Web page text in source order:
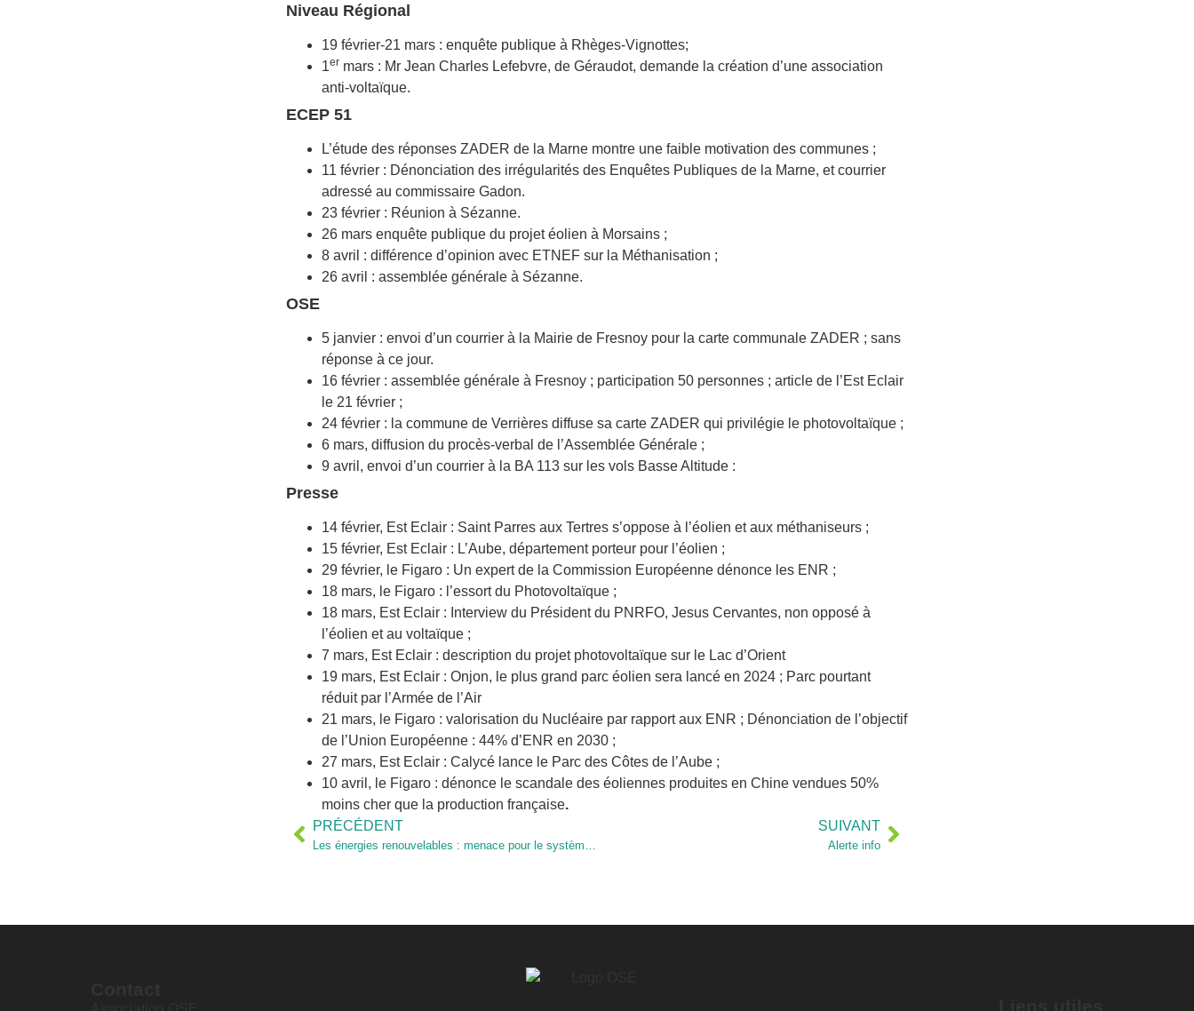
Niveau Régional
19 février-21 mars : enquête publique à Rhèges-Vignottes;
1er mars : Mr Jean Charles Lefebvre, de Géraudot, demande la création d’une association
anti-voltaïque.
ECEP 51
L’étude des réponses ZADER de la Marne montre une faible motivation des communes ;
11 février : Dénonciation des irrégularités des Enquêtes Publiques de la Marne, et courrier
adressé au commissaire Gadon.
23 février : Réunion à Sézanne.
26 mars enquête publique du projet éolien à Morsains ;
8 avril : différence d’opinion avec ETNEF sur la Méthanisation ;
26 avril : assemblée générale à Sézanne.
OSE
5 janvier : envoi d’un courrier à la Mairie de Fresnoy pour la carte communale ZADER ; sans
réponse à ce jour.
16 février : assemblée générale à Fresnoy ; participation 50 personnes ; article de l’Est Eclair
le 21 février ;
24 février : la commune de Verrières diffuse sa carte ZADER qui privilégie le photovoltaïque ;
6 mars, diffusion du procès-verbal de l’Assemblée Générale ;
9 avril, envoi d’un courrier à la BA 113 sur les vols Basse Altitude :
Presse
14 février, Est Eclair : Saint Parres aux Tertres s’oppose à l’éolien et aux méthaniseurs ;
15 février, Est Eclair : L’Aube, département porteur pour l’éolien ;
29 février, le Figaro : Un expert de la Commission Européenne dénonce les ENR ;
18 mars, le Figaro : l’essort du Photovoltaïque ;
18 mars, Est Eclair : Interview du Président du PNRFO, Jesus Cervantes, non opposé à
l’éolien et au voltaïque ;
7 mars, Est Eclair : description du projet photovoltaïque sur le Lac d’Orient
19 mars, Est Eclair : Onjon, le plus grand parc éolien sera lancé en 2024 ; Parc pourtant
réduit par l’Armée de l’Air
21 mars, le Figaro : valorisation du Nucléaire par rapport aux ENR ; Dénonciation de l’objectif
de l’Union Européenne : 44% d’ENR en 2030 ;
27 mars, Est Eclair : Calycé lance le Parc des Côtes de l’Aube ;
10 avril, le Figaro : dénonce le scandale des éoliennes produites en Chine vendues 50%
moins cher que la production française.
PRÉCÉDENT
SUIVANT
Alerte info